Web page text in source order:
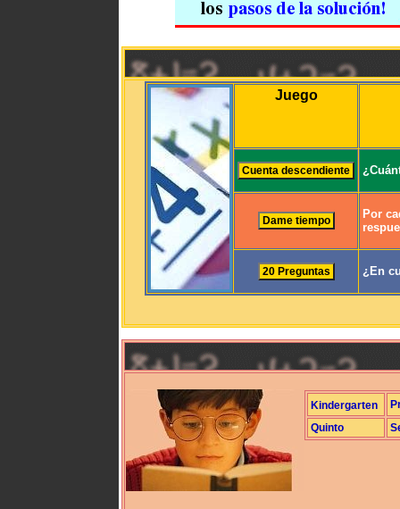
Juego
Por
¿En
Kindergarten
Quinto